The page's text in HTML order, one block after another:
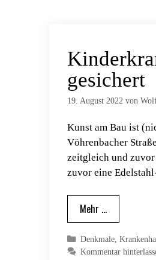
gesichert
19. August 2022 von
Kunst am Bau ist
Vöhrenbacher
zeitgleich und
zuvor eine
Mehr …
Kategorien
Denkmale,
Kommentar